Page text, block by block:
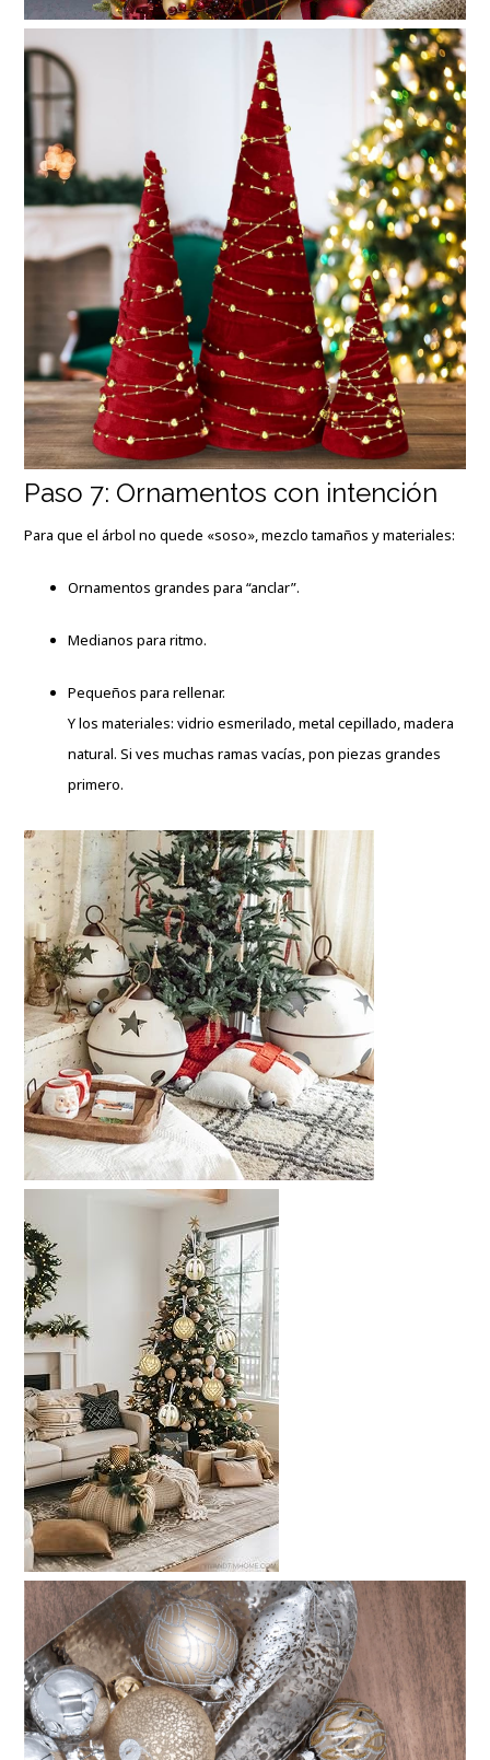
Paso 7: Ornamentos con intención
Para que el árbol no quede «soso», mezclo tamaños y materiales:
Ornamentos grandes para “anclar”.
Medianos para ritmo.
Pequeños para rellenar.
Y los materiales: vidrio esmerilado, metal cepillado, madera
natural. Si ves muchas ramas vacías, pon piezas grandes
primero.